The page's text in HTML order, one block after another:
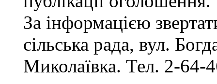
За інформацією
сільська рада, вул.
Миколаївка. Тел. 2-64-